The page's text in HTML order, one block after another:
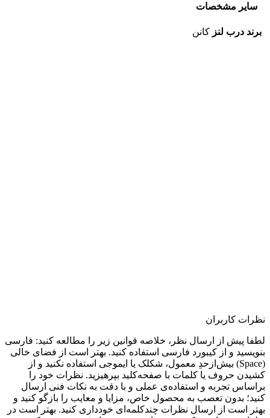
سایر مشخصات
برند درب لنز کانن
نظرات کاربران
لطفا پیش از ارسال نظر، خلاصه قوانین زیر را مطالعه کنید: فارسی
بنویسید و از کیبورد فارسی استفاده کنید. بهتر است از فضای خالی
(Space) بیش‌از‌حدِ معمول، شکلک یا ایموجی استفاده نکنید و از
کشیدن حروف یا کلمات با صفحه‌کلید بپرهیزید. نظرات خود را
براساس تجربه و استفاده‌ی عملی و با دقت به نکات فنی ارسال
کنید؛ بدون تعصب به محصول خاص، مزایا و معایب را بازگو کنید و
بهتر است از ارسال نظرات چندکلمه‌‌ای خودداری کنید. بهتر است در